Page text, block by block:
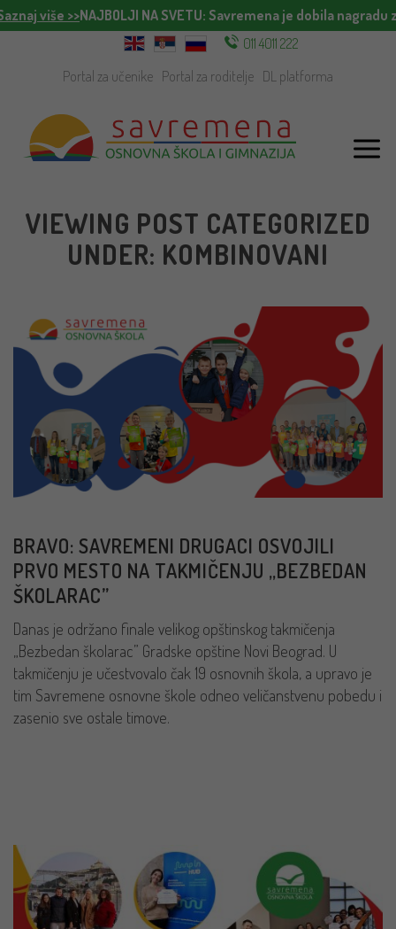
>>NAJBOLJI NA SVETU: Savremena je dobila nagradu za
011 4011 222
Portal za učenike Portal za roditelje DL platforma
VIEWING POST CATEGORIZED
UNDER: KOMBINOVANI
BRAVO: SAVREMENI DRUGACI OSVOJILI
PRVO MESTO NA TAKMIČENJU „BEZBEDAN
ŠKOLARAC”
Danas je održano finale velikog opštinskog takmičenja
„Bezbedan školarac” Gradske opštine Novi Beograd. U
takmičenju je učestvovalo čak 19 osnovnih škola, a upravo je
tim Savremene osnovne škole odneo veličanstvenu pobedu i
zasenio sve ostale timove.